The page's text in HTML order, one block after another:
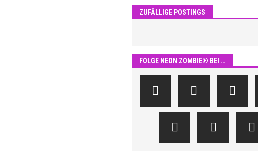
ZUFÄLLIGE POSTINGS
FOLGE NEON ZOMBIE® BEI …